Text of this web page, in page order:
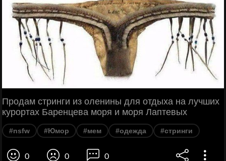
Продам стринги из оленины для отдыха на лучших
курортах Баренцева моря и моря Лаптевых
#nsfw #Юмор #мем #одежда #стринги
0 0 0